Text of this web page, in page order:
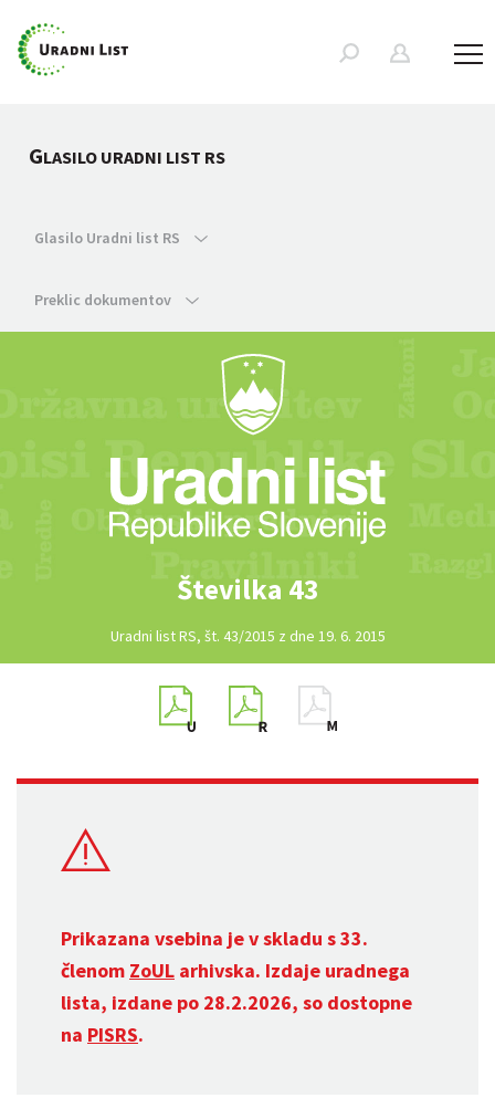
GLASILO URADNI LIST RS
Glasilo Uradni list RS
Preklic dokumentov
Številka 43
Uradni list RS, št. 43/2015 z dne 19. 6. 2015
Prikazana vsebina je v skladu s 33.
členom ZoUL arhivska. Izdaje uradnega
lista, izdane po 28.2.2026, so dostopne
na PISRS.